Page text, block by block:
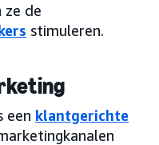
ze de
stimuleren.
een klantgerichte